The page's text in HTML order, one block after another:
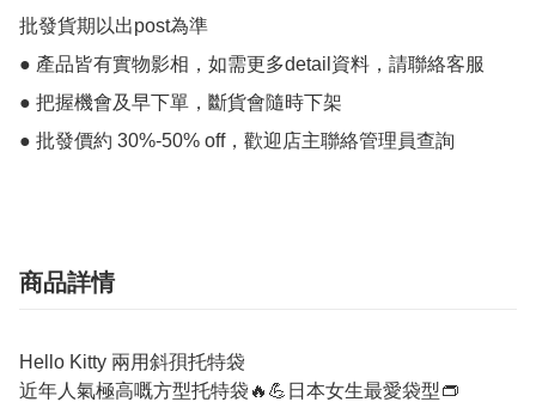
批發貨期以出post為準
● 產品皆有實物影相，如需更多detail資料，請聯絡客服
● 把握機會及早下單，斷貨會隨時下架
● 批發價約 30%-50% off，歡迎店主聯絡管理員查詢
商品詳情
Hello Kitty 兩用斜孭托特袋
近年人氣極高嘅方型托特袋🔥💪日本女生最愛袋型👝